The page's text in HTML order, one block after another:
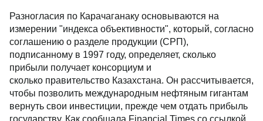
Разногласия по Карачаганаку основываются на
измерении "индекса объективности", который, согласно
соглашению о разделе продукции (СРП),
подписанному в 1997 году, определяет, сколько
прибыли получает консорциум и
сколько правительство Казахстана. Он рассчитывается,
чтобы позволить международным нефтяным гигантам
вернуть свои инвестиции, прежде чем отдать прибыль
государству. Как сообщала Financial Times со ссылкой